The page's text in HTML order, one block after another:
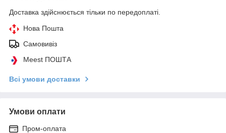
Доставка здійснюється тільки по передоплаті.
Нова Пошта
Самовивіз
Meest ПОШТА
Всі умови доставки
Умови оплати
Пром-оплата